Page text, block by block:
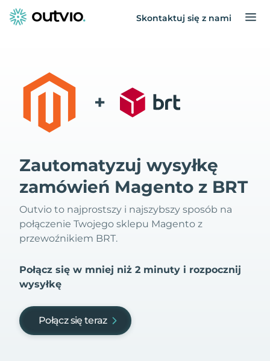
Skontaktuj się z nami
+
Zautomatyzuj wysyłkę
zamówień Magento z BRT
Outvio to najprostszy i najszybszy sposób na
połączenie Twojego sklepu Magento z
przewoźnikiem BRT.
Połącz się w mniej niż 2 minuty i rozpocznij
wysyłkę
Połącz się teraz